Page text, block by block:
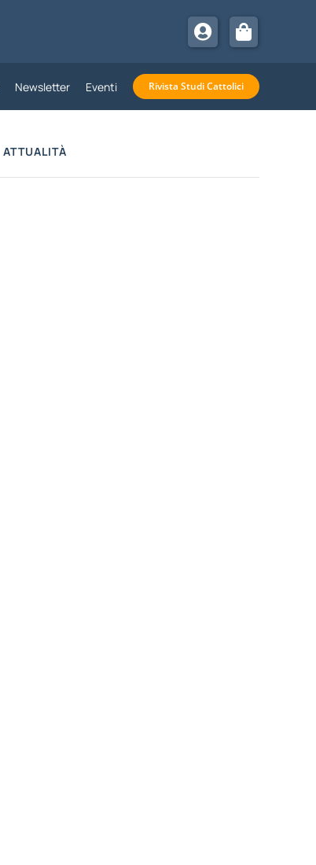
Newsletter Eventi Rivista Studi Cattolici
ATTUALITÀ